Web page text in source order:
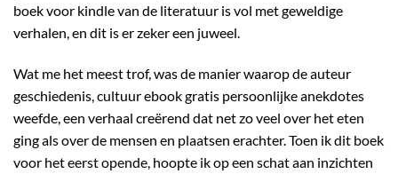
boek voor kindle van de literatuur is vol met geweldige
verhalen, en dit is er zeker een juweel.
Wat me het meest trof, was de manier waarop de auteur
geschiedenis, cultuur ebook gratis persoonlijke anekdotes
weefde, een verhaal creërend dat net zo veel over het eten
ging als over de mensen en plaatsen erachter. Toen ik dit boek
voor het eerst opende, hoopte ik op een schat aan inzichten